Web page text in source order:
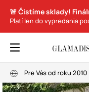
🚨 Čistíme sklady!
Platí len do vypredania
Pre Vás od roku 2010